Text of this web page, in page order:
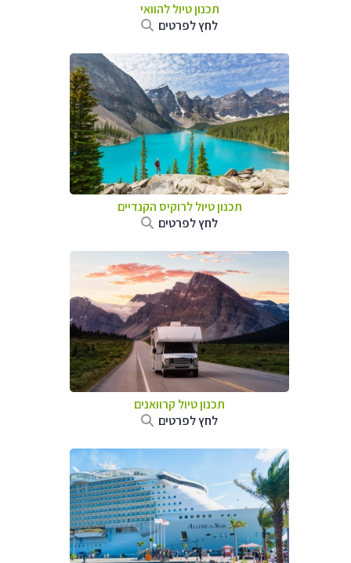
תכנון טיול להוואי
לחץ לפרטים
תכנון טיול לרוקיס הקנדיים
לחץ לפרטים
תכנון טיול קרוואנים
לחץ לפרטים